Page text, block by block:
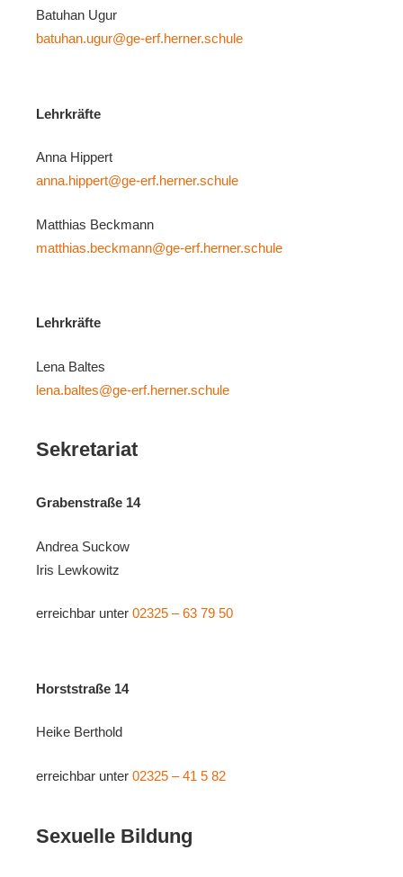
Batuhan Ugur
batuhan.ugur@ge-erf.herner.schule
Lehrkräfte
Anna Hippert
anna.hippert@ge-erf.herner.schule
Matthias Beckmann
matthias.beckmann@ge-erf.herner.schule
Lehrkräfte
Lena Baltes
lena.baltes@ge-erf.herner.schule
Sekretariat
Grabenstraße 14
Andrea Suckow
Iris Lewkowitz
erreichbar unter 02325 – 63 79 50
Horststraße 14
Heike Berthold
erreichbar unter 02325 – 41 5 82
Sexuelle Bildung